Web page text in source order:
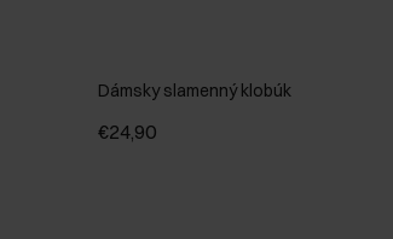
Dámsky slamenný klobúk
€24,90